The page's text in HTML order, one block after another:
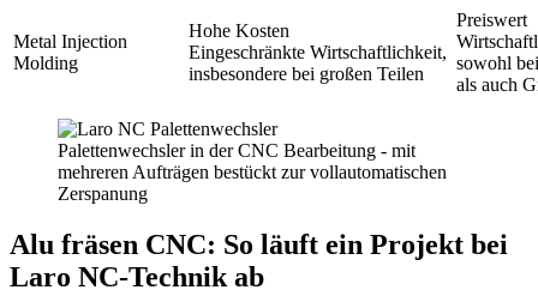
Metal Injection
Molding
Hohe Kosten
Eingeschränkte Wirtschaftlichkeit,
insbesondere bei großen Teilen
Preiswert
sowohl
als auch
Palettenwechsler in der CNC Bearbeitung - mit
mehreren Aufträgen bestückt zur vollautomatischen
Zerspanung
Alu fräsen CNC: So läuft ein Projekt bei
Laro NC-Technik ab